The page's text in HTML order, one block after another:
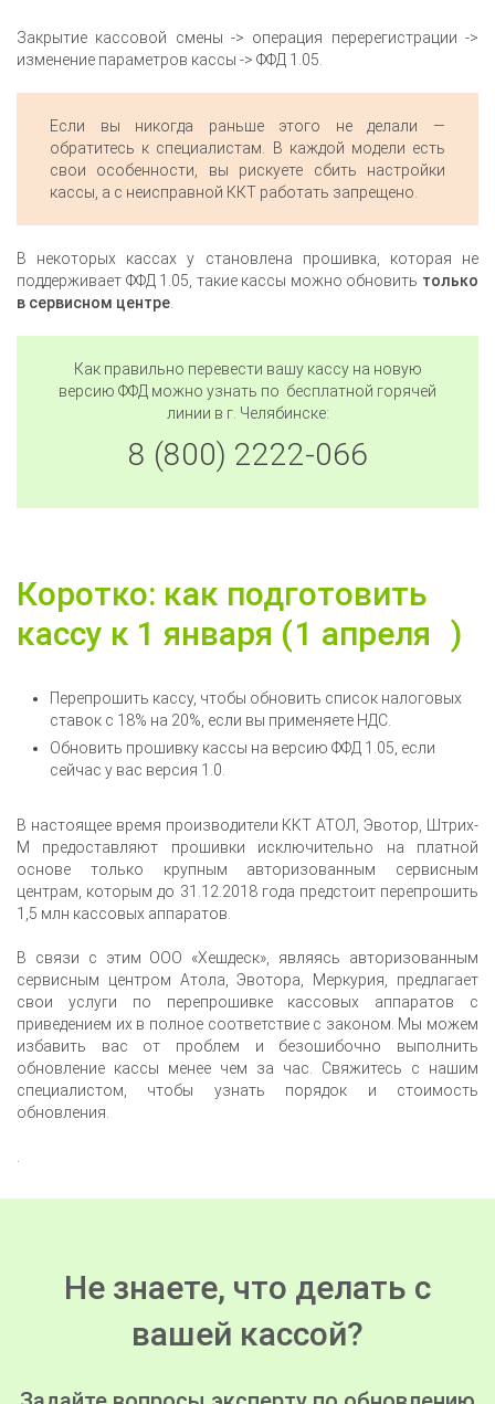
Закрытие кассовой смены -> операция перерегистрации ->
изменение параметров кассы -> ФФД 1.05.
Если вы никогда раньше этого не делали —
обратитесь к специалистам. В каждой модели есть
свои особенности, вы рискуете сбить настройки
кассы, а с неисправной ККТ работать запрещено.
В некоторых кассах у становлена прошивка, которая не
поддерживает ФФД 1.05, такие кассы можно обновить только
в сервисном центре
Как правильно перевести вашу кассу на новую
версию ФФД можно узнать по бесплатной горячей
линии в г. Челябинске:
8 (800) 2222-066
Коротко: как подготовить
кассу к 1 января (1 апреля )
Перепрошить кассу, чтобы обновить список налоговых
ставок с 18% на 20%, если вы применяете НДС.
Обновить прошивку кассы на версию ФФД 1.05, если
сейчас у вас версия 1.0.
В настоящее время производители ККТ АТОЛ, Эвотор, Штрих-
М предоставляют прошивки исключительно на платной
основе только крупным авторизованным сервисным
центрам, которым до 31.12.2018 года предстоит перепрошить
1,5 млн кассовых аппаратов.
В связи с этим ООО «Хешдеск», являясь авторизованным
сервисным центром Атола, Эвотора, Меркурия, предлагает
свои услуги по перепрошивке кассовых аппаратов с
приведением их в полное соответствие с законом. Мы можем
избавить вас от проблем и безошибочно выполнить
обновление кассы менее чем за час. Свяжитесь с нашим
специалистом, чтобы узнать порядок и стоимость
обновления.
Не знаете, что делать с
вашей кассой?